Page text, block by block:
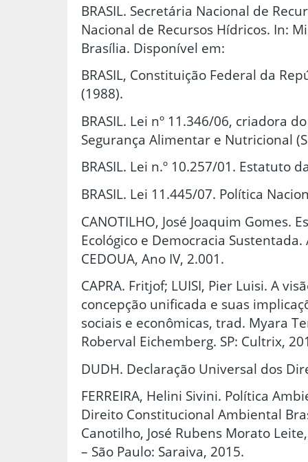
BRASIL. Secretária Nacional de
Nacional de Recursos Hídricos. In:
Brasília. Disponível em:
BRASIL, Constituição Federal da
(1988).
BRASIL. Lei nº 11.346/06, criadora
Segurança Alimentar e Nutricional
BRASIL. Lei n.º 10.257/01. Estatuto
BRASIL. Lei 11.445/07. Política
CANOTILHO, José Joaquim Gomes.
Ecológico e Democracia
CEDOUA, Ano IV, 2.001.
CAPRA. Fritjof; LUISI, Pier Luisi. A
concepção unificada e suas
sociais e econômicas, trad. Myara
Roberval Eichemberg. SP: Cultrix,
DUDH. Declaração Universal dos
FERREIRA, Helini Sivini. Política
Direito Constitucional Ambiental
Canotilho, José Rubens Morato
– São Paulo: Saraiva, 2015.